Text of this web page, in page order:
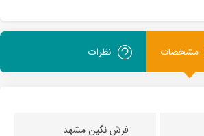
مشخصات نظرات
فرش نگین مشهد